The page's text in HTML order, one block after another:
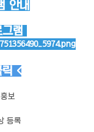
안내
램
<
보
등록